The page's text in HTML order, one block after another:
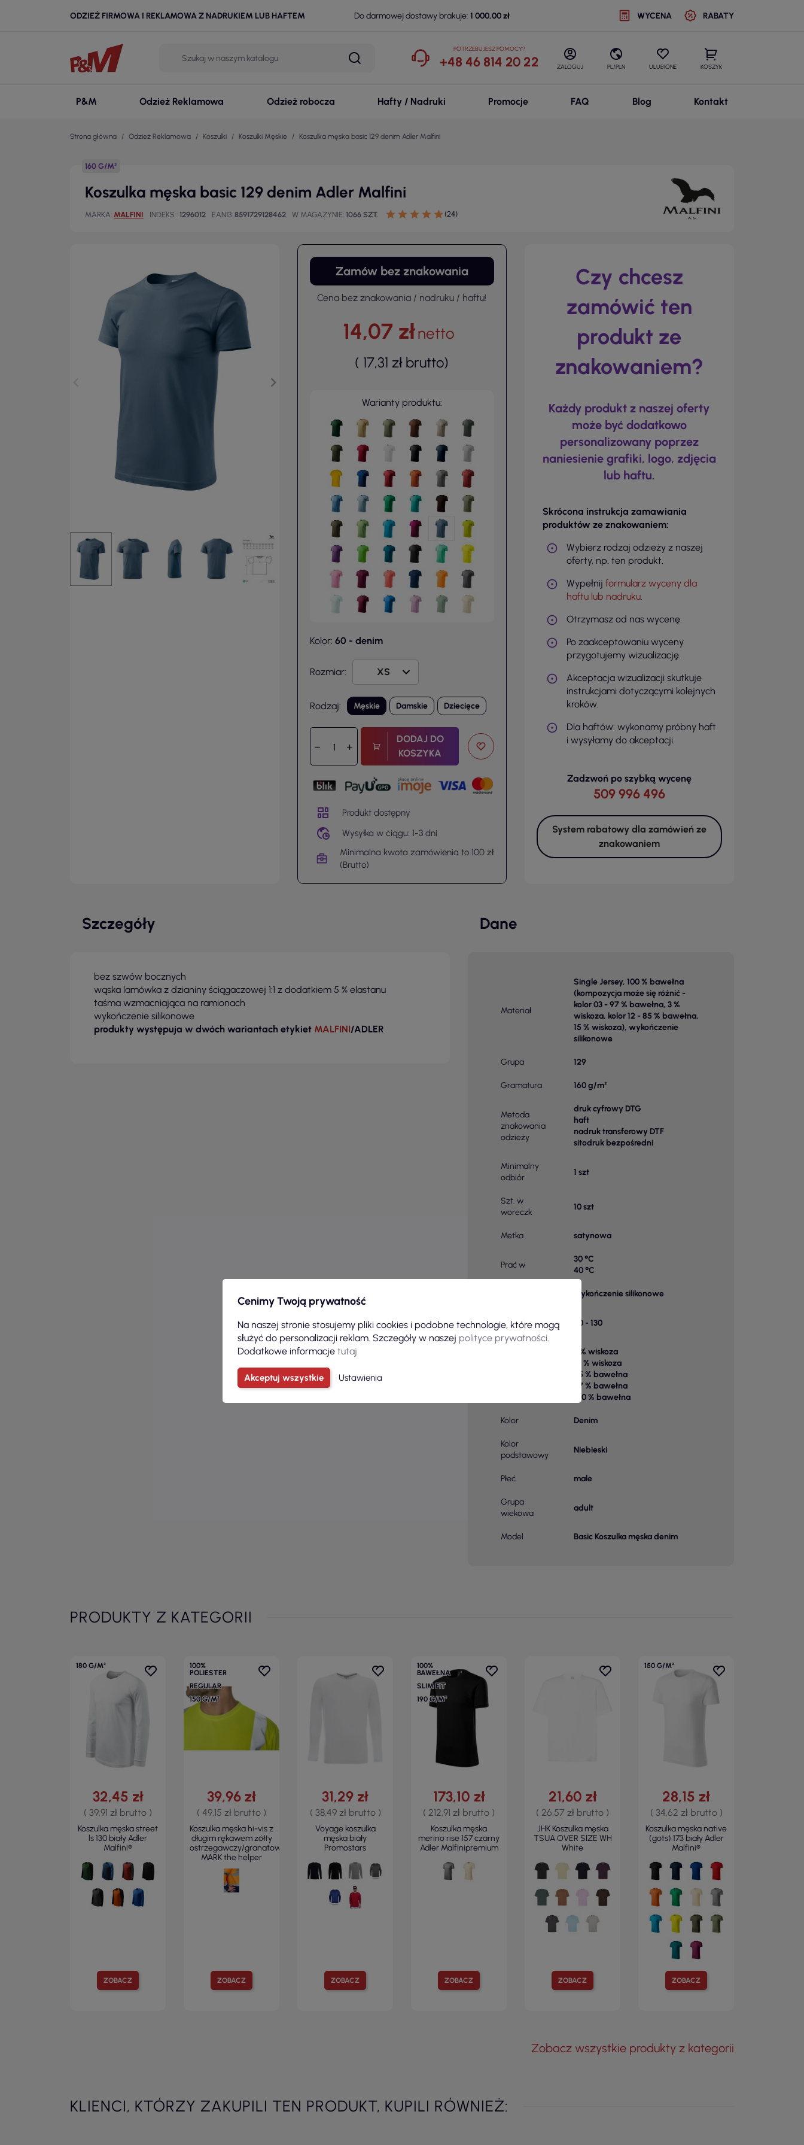
ODZIEŻ FIRMOWA I REKLAMOWA Z NADRUKIEM LUB HAFTEM Do darmowej dostawy brakuje: 1 000,00 zł WYCENA RABATY
POTRZEBUJESZ POMOCY?
+48 46 814 20 22 ZALOGUJ PL/PLN ULUBIONE KOSZYK
P&M Odzież Reklamowa Odzież robocza Hafty / Nadruki Promocje FAQ Blog Kontakt
Strona główna Odzież Reklamowa Koszulki Koszulki Męskie Koszulka męska basic 129 denim Adler Malfini
160 G/M²
Koszulka męska basic 129 denim Adler Malfini
MARKA MALFINI INDEKS 1296012 EAN13 8591729128462 W MAGAZYNIE 1066 SZT. (24)
Zamów bez znakowania
Cena bez znakowania / nadruku / haftu!
14,07 złnetto
( 17,31 zł brutto)
Warianty produktu:
Kolor: 60 - denim
Rozmiar:
Rodzaj: Męskie Damskie Dziecięce
DODAJ DO
KOSZYKA
Produkt dostępny
Wysyłka w ciągu: 1-3 dni
Minimalna kwota zamówienia to 100 zł
(Brutto)
Czy chcesz
zamówić ten
produkt ze
znakowaniem?
Każdy produkt z naszej oferty
może być dodatkowo
personalizowany poprzez
naniesienie grafiki, logo, zdjęcia
lub haftu.
Skrócona instrukcja zamawiania
produktów ze znakowaniem:
Wybierz rodzaj odzieży z naszej
oferty, np. ten produkt.
Wypełnij formularz wyceny dla
haftu lub nadruku.
Otrzymasz od nas wycenę.
Po zaakceptowaniu wyceny
przygotujemy wizualizację.
Akceptacja wizualizacji skutkuje
instrukcjami dotyczącymi kolejnych
kroków.
Dla haftów: wykonamy próbny haft
i wysyłamy do akceptacji.
Zadzwoń po szybką wycenę
509 996 496
System rabatowy dla zamówień ze
znakowaniem
Szczegóły
bez szwów bocznych
wąska lamówka z dzianiny ściągaczowej 1:1 z dodatkiem 5 % elastanu
taśma wzmacniająca na ramionach
wykończenie silikonowe
produkty występuja w dwóch wariantach etykiet MALFINI/ADLER
Dane
Materiał
Single Jersey, 100 % bawełna
(kompozycja może się różnić -
kolor 03 - 97 % bawełna, 3 %
wiskoza, kolor 12 - 85 % bawełna,
15 % wiskoza), wykończenie
silikonowe
Grupa 129
Gramatura 160 g/m²
Metoda
znakowania
odzieży
druk cyfrowy DTG
haft
nadruk transferowy DTF
sitodruk bezpośredni
Minimalny
odbiór
1 szt
Szt. w
woreczk
10 szt
Metka satynowa
Prać w
30 °C
40 °C
wykończenie silikonowe
kartonie
90 - 130
3 % wiskoza
15 % wiskoza
85 % bawełna
97 % bawełna
100 % bawełna
Kolor Denim
Kolor
podstawowy
Niebieski
Płeć male
Grupa
wiekowa
adult
Model Basic Koszulka męska denim
PRODUKTY Z KATEGORII
180 G/M²
ZOBACZ
32,45 zł
( 39,91 zł brutto )
Koszulka męska street
ls 130 biały Adler
Malfini®
100%
POLIESTER
REGULAR
150 G/M²
ZOBACZ
39,96 zł
( 49,15 zł brutto )
Koszulka męska hi-vis z
długim rękawem zółty
ostrzegawczy/granatowy
MARK the helper
ZOBACZ
31,29 zł
( 38,49 zł brutto )
Voyage koszulka
męska biały
Promostars
100%
BAWEŁNA
SLIM FIT
190 G/M²
ZOBACZ
173,10 zł
( 212,91 zł brutto )
Koszulka męska
merino rise 157 czarny
Adler Malfinipremium
ZOBACZ
21,60 zł
( 26,57 zł brutto )
JHK Koszulka męska
TSUA OVER SIZE WH
White
150 G/M²
ZOBACZ
28,15 zł
( 34,62 zł brutto )
Koszulka męska native
(gots) 173 biały Adler
Malfini®
Zobacz wszystkie produkty z kategorii
KLIENCI, KTÓRZY ZAKUPILI TEN PRODUKT, KUPILI RÓWNIEŻ:
Cenimy Twoją prywatność
Na naszej stronie stosujemy pliki cookies i podobne technologie, które mogą
służyć do personalizacji reklam. Szczegóły w naszej polityce prywatności
Dodatkowe informacje tutaj
Akceptuj wszystkie Ustawienia